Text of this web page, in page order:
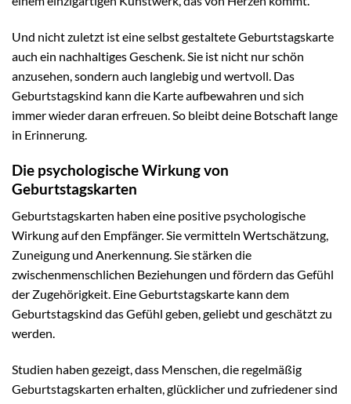
Und nicht zuletzt ist eine selbst gestaltete Geburtstagskarte
auch ein nachhaltiges Geschenk. Sie ist nicht nur schön
anzusehen, sondern auch langlebig und wertvoll. Das
Geburtstagskind kann die Karte aufbewahren und sich
immer wieder daran erfreuen. So bleibt deine Botschaft lange
in Erinnerung.
Die psychologische Wirkung von
Geburtstagskarten
Geburtstagskarten haben eine positive psychologische
Wirkung auf den Empfänger. Sie vermitteln Wertschätzung,
Zuneigung und Anerkennung. Sie stärken die
zwischenmenschlichen Beziehungen und fördern das Gefühl
der Zugehörigkeit. Eine Geburtstagskarte kann dem
Geburtstagskind das Gefühl geben, geliebt und geschätzt zu
werden.
Studien haben gezeigt, dass Menschen, die regelmäßig
Geburtstagskarten erhalten, glücklicher und zufriedener sind